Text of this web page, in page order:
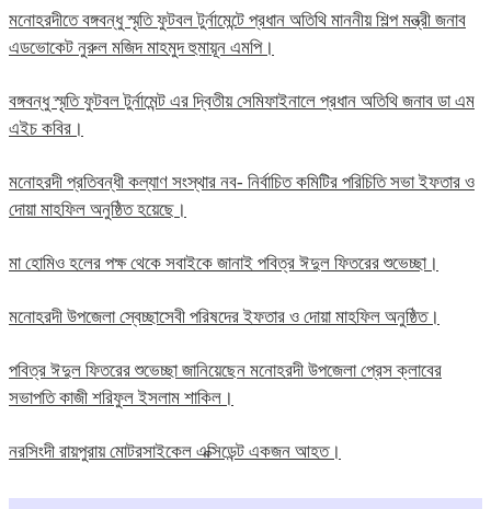
মনোহরদীতে বঙ্গবন্ধু স্মৃতি ফুটবল টুর্নামেন্টে প্রধান অতিথি মাননীয় শিল্প মন্ত্রী জনাব
এডভোকেট নুরুল মজিদ মাহমুদ হুমায়ূন এমপি।
বঙ্গবন্ধু স্মৃতি ফুটবল টুর্নামেন্ট এর দ্বিতীয় সেমিফাইনালে প্রধান অতিথি জনাব ডা এম
এইচ কবির।
মনোহরদী প্রতিবন্ধী কল্যাণ সংস্থার নব- নির্বাচিত কমিটির পরিচিতি সভা ইফতার ও
দোয়া মাহফিল অনুষ্ঠিত হয়েছে।
মা হোমিও হলের পক্ষ থেকে সবাইকে জানাই পবিত্র ঈদুল ফিতরের শুভেচ্ছা।
মনোহরদী উপজেলা স্বেচ্ছাসেবী পরিষদের ইফতার ও দোয়া মাহফিল অনুষ্ঠিত।
পবিত্র ঈদুল ফিতরের শুভেচ্ছা জানিয়েছেন মনোহরদী উপজেলা প্রেস ক্লাবের
সভাপতি কাজী শরিফুল ইসলাম শাকিল।
নরসিংদী রায়পুরায় মোটরসাইকেল এক্সিডেন্ট একজন আহত।